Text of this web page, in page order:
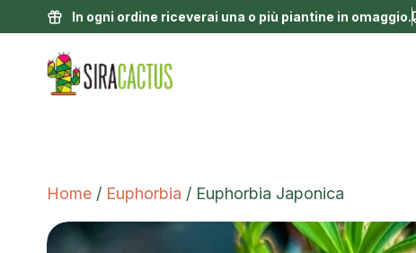
In ogni ordine riceverai una o più piantine in omaggio.
Home / Euphorbia / Euphorbia Japonica